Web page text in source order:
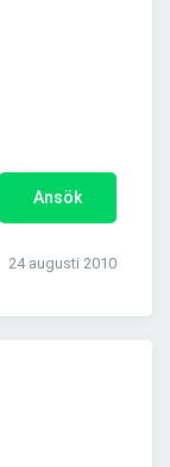
Ansök
24 augusti 2010